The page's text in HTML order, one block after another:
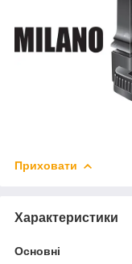
Приховати
Характеристики
Основні